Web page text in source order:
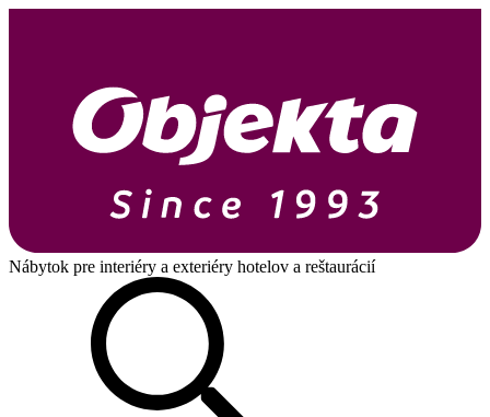
Nábytok pre interiéry a exteriéry hotelov a reštaurácií